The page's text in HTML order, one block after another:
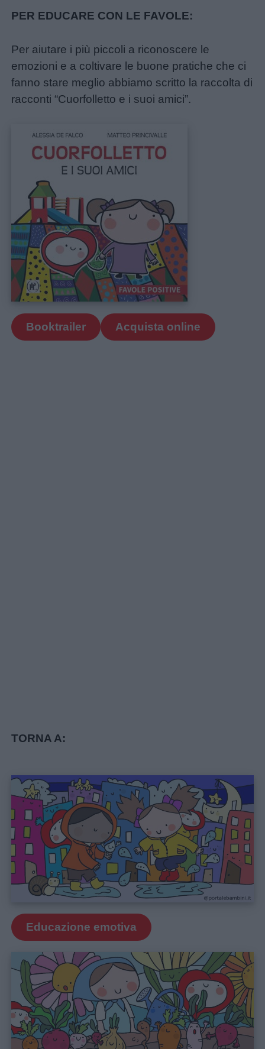
PER EDUCARE CON LE FAVOLE:
Per aiutare i più piccoli a riconoscere le
emozioni e a coltivare le buone pratiche che ci
fanno stare meglio abbiamo scritto la raccolta di
racconti “Cuorfolletto e i suoi amici”.
Booktrailer Acquista online
TORNA A:
Educazione emotiva